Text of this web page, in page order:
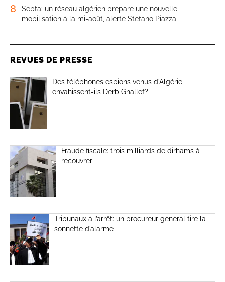
8
Sebta: un réseau algérien prépare une nouvelle
mobilisation à la mi-août, alerte Stefano Piazza
REVUES DE PRESSE
Des téléphones espions venus d’Algérie
envahissent-ils Derb Ghallef?
Fraude fiscale: trois milliards de dirhams à
recouvrer
Tribunaux à l’arrêt: un procureur général tire la
sonnette d’alarme